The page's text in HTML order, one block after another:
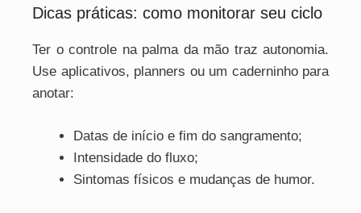
Dicas práticas: como monitorar seu ciclo
Ter o controle na palma da mão traz autonomia.
Use aplicativos, planners ou um caderninho para
anotar:
Datas de início e fim do sangramento;
Intensidade do fluxo;
Sintomas físicos e mudanças de humor.